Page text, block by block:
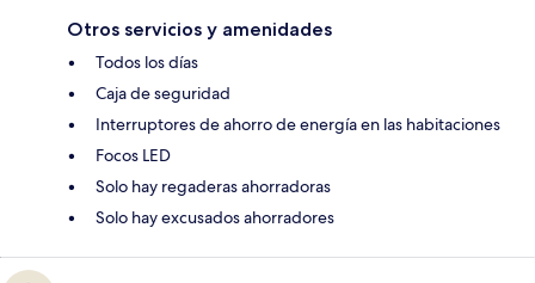
Otros servicios y amenidades
Todos los días
Caja de seguridad
Interruptores de ahorro de energía en las habitaciones
Focos LED
Solo hay regaderas ahorradoras
Solo hay excusados ahorradores